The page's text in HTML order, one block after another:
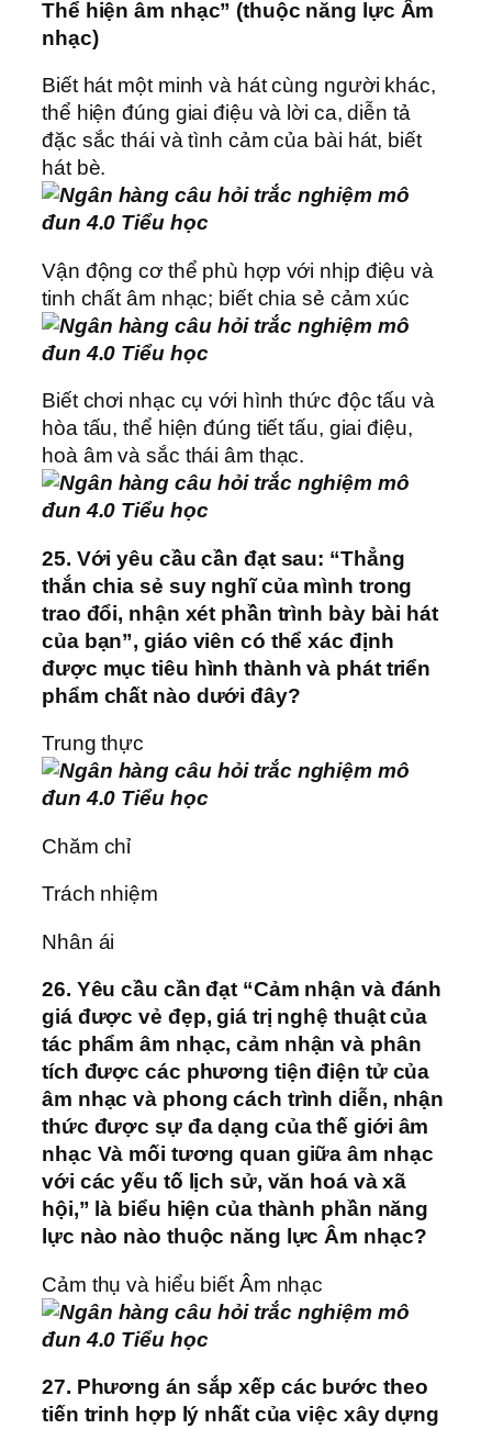
Thể hiện âm nhạc” (thuộc năng lực Âm
nhạc)
Biết hát một minh và hát cùng người khác,
thể hiện đúng giai điệu và lời ca, diễn tả
đặc sắc thái và tình cảm của bài hát, biết
hát bè.
Vận động cơ thể phù hợp với nhịp điệu và
tinh chất âm nhạc; biết chia sẻ cảm xúc
Biết chơi nhạc cụ với hình thức độc tấu và
hòa tấu, thể hiện đúng tiết tấu, giai điệu,
hoà âm và sắc thái âm thạc.
25. Với yêu cầu cần đạt sau: “Thẳng
thắn chia sẻ suy nghĩ của mình trong
trao đổi, nhận xét phần trình bày bài hát
của bạn”, giáo viên có thể xác định
được mục tiêu hình thành và phát triển
phẩm chất nào dưới đây?
Trung thực
Chăm chỉ
Trách nhiệm
Nhân ái
26. Yêu cầu cần đạt “Cảm nhận và đánh
giá được vẻ đẹp, giá trị nghệ thuật của
tác phẩm âm nhạc, cảm nhận và phân
tích được các phương tiện điện tử của
âm nhạc và phong cách trình diễn, nhận
thức được sự đa dạng của thế giới âm
nhạc Và mối tương quan giữa âm nhạc
với các yếu tố lịch sử, văn hoá và xã
hội,” là biểu hiện của thành phần năng
lực nào nào thuộc năng lực Âm nhạc?
Cảm thụ và hiểu biết Âm nhạc
27. Phương án sắp xếp các bước theo
tiến trinh hợp lý nhất của việc xây dựng